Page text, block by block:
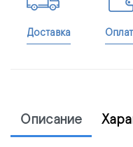
Доставка
Описание